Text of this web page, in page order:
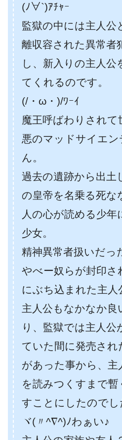
(ﾉ∀`)ｱﾁｬｰ
監獄の中には主人公
離収容された異常者
し、新入りの主人公
てくれるのです。
(/・ω・)/ﾜｰｲ
魔王呼ばわりされて
悪のマッドサイエン
ん。
過去の遺跡から出土
の皇帝を名乗る死な
人の心が読める少年
少女。
精神異常者扱いだっ
やべー奴らが封印さ
にぶち込まれた主人
主人公もなかなか良
り、監獄では主人公
ていた間に発売され
があった事から、主
を読みつくすまで暫
すことにしたのでし
ヾ(〃^∇^)ﾉわぁい♪